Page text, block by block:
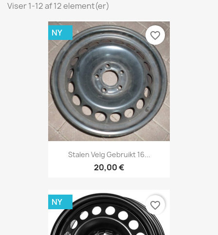
Viser 1-12 af 12 element(er)
Stalen Velg Gebruikt 16...
20,00 €
NY favorite_border
NY favorite_border